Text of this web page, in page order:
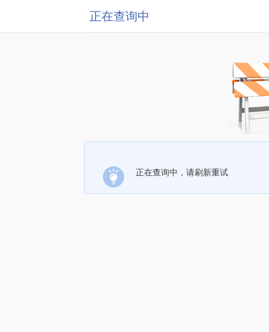
正在查询中
正在查询中，请刷新重试